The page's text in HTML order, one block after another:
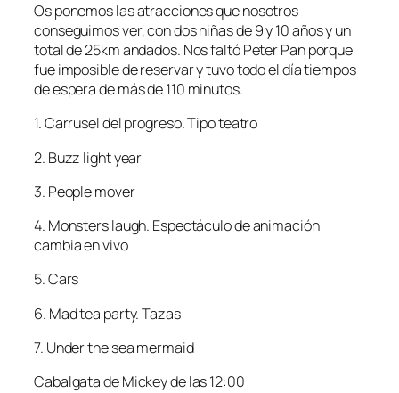
Os ponemos las atracciones que nosotros
conseguimos ver, con dos niñas de 9 y 10 años y un
total de 25km andados. Nos faltó Peter Pan porque
fue imposible de reservar y tuvo todo el día tiempos
de espera de más de 110 minutos.
1. Carrusel del progreso. Tipo teatro
2. Buzz light year
3. People mover
4. Monsters laugh. Espectáculo de animación
cambia en vivo
5. Cars
6. Mad tea party. Tazas
7. Under the sea mermaid
Cabalgata de Mickey de las 12:00